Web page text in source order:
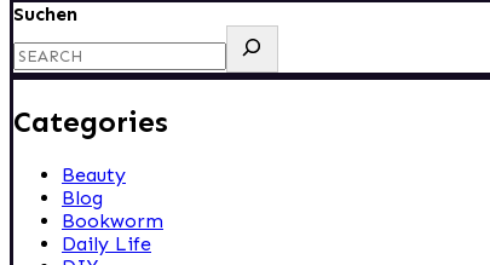
Suchen
Categories
Beauty
Blog
Bookworm
Daily Life